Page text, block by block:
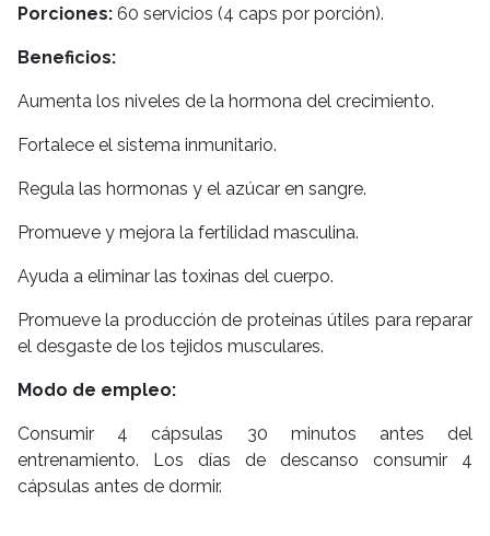
Porciones: 60 servicios (4 caps por porción).
Beneficios:
Aumenta los niveles de la hormona del crecimiento.
Fortalece el sistema inmunitario.
Regula las hormonas y el azúcar en sangre.
Promueve y mejora la fertilidad masculina.
Ayuda a eliminar las toxinas del cuerpo.
Promueve la producción de proteínas útiles para reparar
el desgaste de los tejidos musculares.
Modo de empleo:
Consumir 4 cápsulas 30 minutos antes del
entrenamiento. Los días de descanso consumir 4
cápsulas antes de dormir.